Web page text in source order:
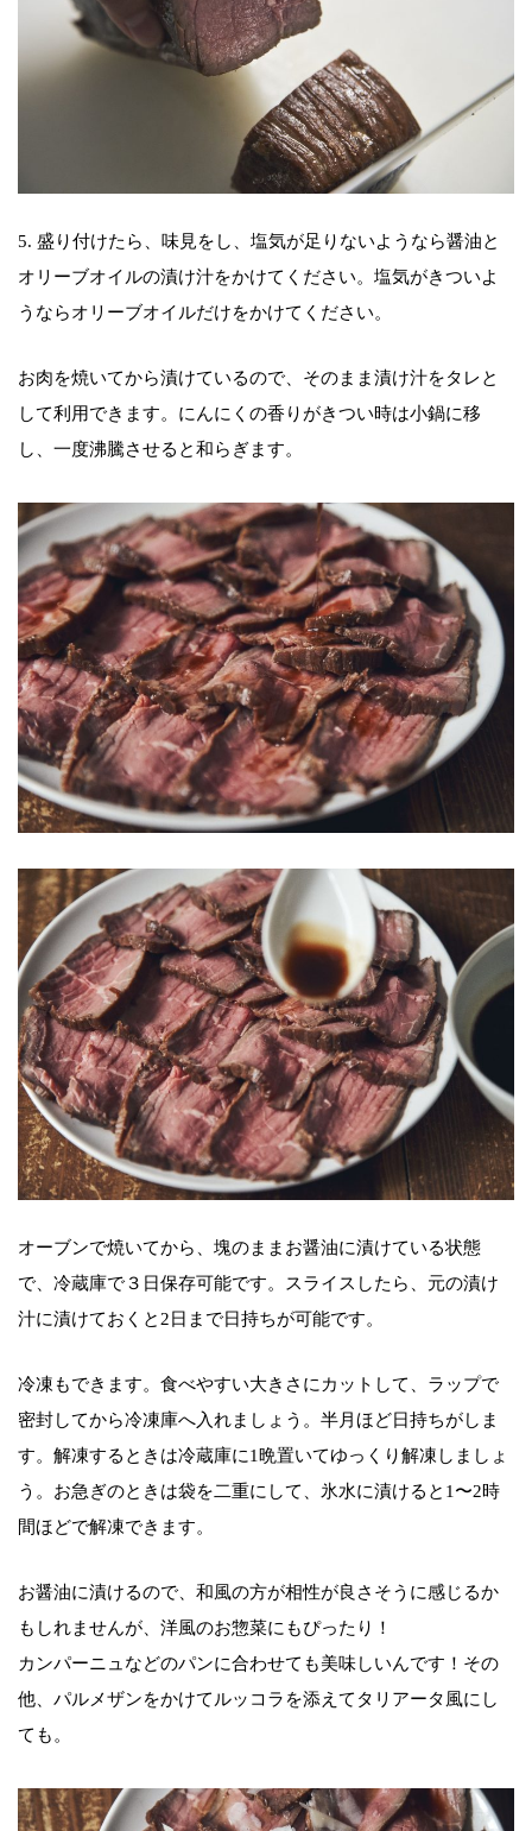
5. 盛り付けたら、味見をし、塩気が足りないようなら醤油と
オリーブオイルの漬け汁をかけてください。塩気がきついよ
うならオリーブオイルだけをかけてください。
お肉を焼いてから漬けているので、そのまま漬け汁をタレと
して利用できます。にんにくの香りがきつい時は小鍋に移
し、一度沸騰させると和らぎます。
オーブンで焼いてから、塊のままお醤油に漬けている状態
で、冷蔵庫で３日保存可能です。スライスしたら、元の漬け
汁に漬けておくと2日まで日持ちが可能です。
冷凍もできます。食べやすい大きさにカットして、ラップで
密封してから冷凍庫へ入れましょう。半月ほど日持ちがしま
す。解凍するときは冷蔵庫に1晩置いてゆっくり解凍しましょ
う。お急ぎのときは袋を二重にして、氷水に漬けると1〜2時
間ほどで解凍できます。
お醤油に漬けるので、和風の方が相性が良さそうに感じるか
もしれませんが、洋風のお惣菜にもぴったり！
カンパーニュなどのパンに合わせても美味しいんです！その
他、パルメザンをかけてルッコラを添えてタリアータ風にし
ても。